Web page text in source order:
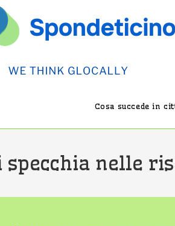
Cosa succede in
specchia nelle